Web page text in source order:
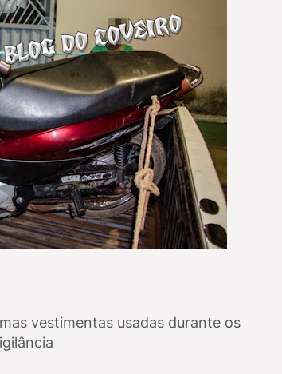
vestimentas usadas durante os